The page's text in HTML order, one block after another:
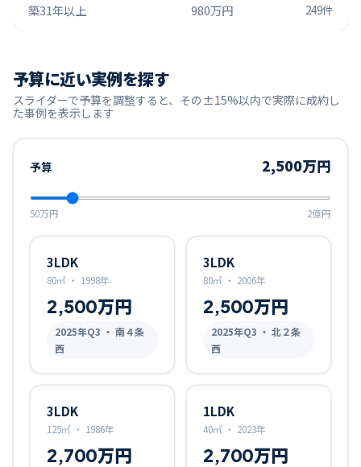
築31年以上 980万円 249件
予算に近い実例を探す
スライダーで予算を調整すると、その±15%以内で実際に成約し
た事例を表示します
予算 2,500万円
50万円 2億円
3LDK
80㎡ ・ 1998年
2,500万円
2025年Q3 ・ 南４条
西
3LDK
80㎡ ・ 2006年
2,500万円
2025年Q3 ・ 北２条
西
3LDK
125㎡ ・ 1986年
2,700万円
1LDK
40㎡ ・ 2023年
2,700万円